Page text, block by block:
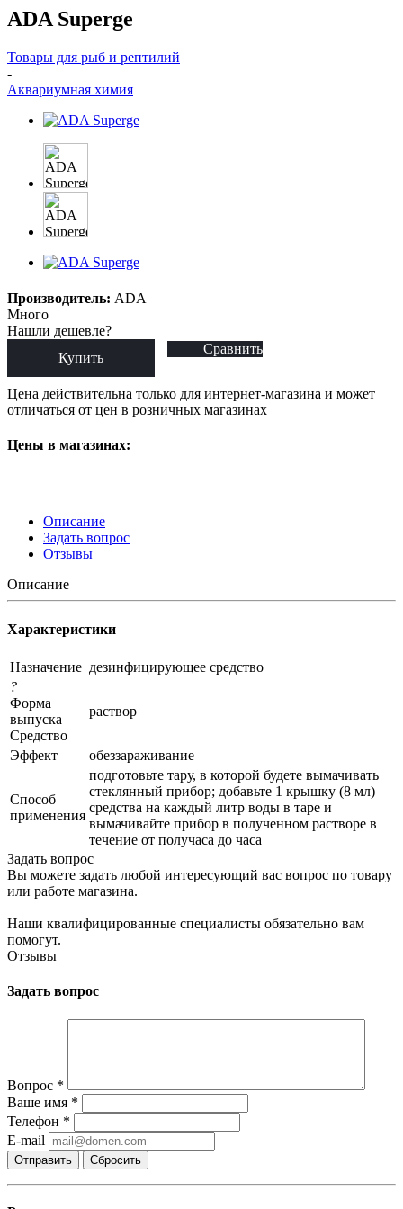
ADA Superge
Товары для рыб и рептилий
-
Аквариумная химия
Производитель: ADA
Много
Нашли дешевле?
Купить
Сравнить
Цена действительна только для интернет-магазина и может
отличаться от цен в розничных магазинах
Цены в магазинах:
Описание
Задать вопрос
Отзывы
Описание
Характеристики
Назначение дезинфицирующее средство
?
Форма
выпуска
Средство
раствор
Эффект обеззараживание
Способ
применения
подготовьте тару, в которой будете вымачивать
стеклянный прибор; добавьте 1 крышку (8 мл)
средства на каждый литр воды в таре и
вымачивайте прибор в полученном растворе в
течение от получаса до часа
Задать вопрос
Вы можете задать любой интересующий вас вопрос по товару
или работе магазина.
Наши квалифицированные специалисты обязательно вам
помогут.
Отзывы
Задать вопрос
Вопрос *
Ваше имя *
Телефон *
E-mail
Сбросить